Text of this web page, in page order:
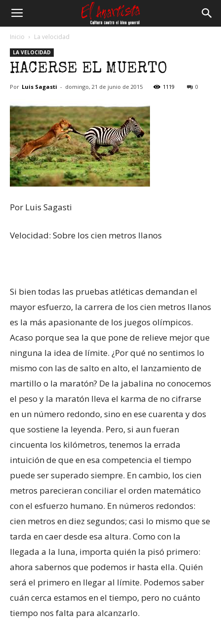
Anartista
Inicio La velocidad
LA VELOCIDAD
HACERSE EL MUERTO
Por Luis Sagasti - domingo, 21 de junio de 2015 1119 0
Por Luis Sagasti
Velocidad: Sobre los cien metros llanos
Si bien todas las pruebas atléticas demandan el
mayor esfuerzo, la carrera de los cien metros llanos
es la más apasionante de los juegos olímpicos.
Acaso porque sea la que pone de relieve mejor que
ninguna la idea de límite. ¿Por qué no sentimos lo
mismo con las de salto en alto, el lanzamiento de
martillo o la maratón? De la jabalina no conocemos
el peso y la maratón lleva el karma de no cifrarse
en un número redondo, sino en ese cuarenta y dos
que sostiene la leyenda. Pero, si aun fueran
cincuenta los kilómetros, tenemos la errada
intuición de que en esa competencia el tiempo
puede ser superado siempre. En cambio, los cien
metros parecieran conciliar el orden matemático
con el esfuerzo humano. En números redondos:
cien metros en diez segundos; casi lo mismo que se
tarda en caer desde esa altura. Como con la
llegada a la luna, importa quién la pisó primero:
ahora sabernos que podemos ir hasta ella. Quién
será el primero en llegar al límite. Podemos saber
cuán cerca estamos en el tiempo, pero no cuánto
tiempo nos falta para alcanzarlo.